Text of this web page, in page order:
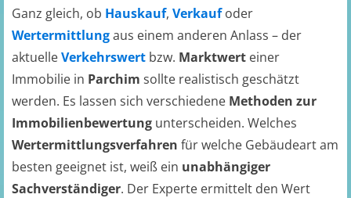
Ganz gleich, ob Hauskauf, Verkaufoder
Wertermittlungaus einem anderen Anlass – der
aktuelleVerkehrswert bzw. Marktwert einer
Immobilie in Parchim sollte realistisch geschätzt
werden. Es lassen sich verschiedene Methoden zur
Immobilienbewertung unterscheiden. Welches
Wertermittlungsverfahren für welche Gebäudeart am
besten geeignet ist, weiß ein unabhängiger
Sachverständiger. Der Experte ermittelt den Wert